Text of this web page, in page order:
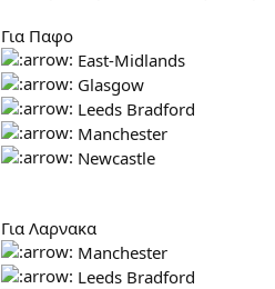
Για Παφο
East-Midlands
Glasgow
Leeds Bradford
Manchester
Newcastle
Για Λαρνακα
Manchester
Leeds Bradford